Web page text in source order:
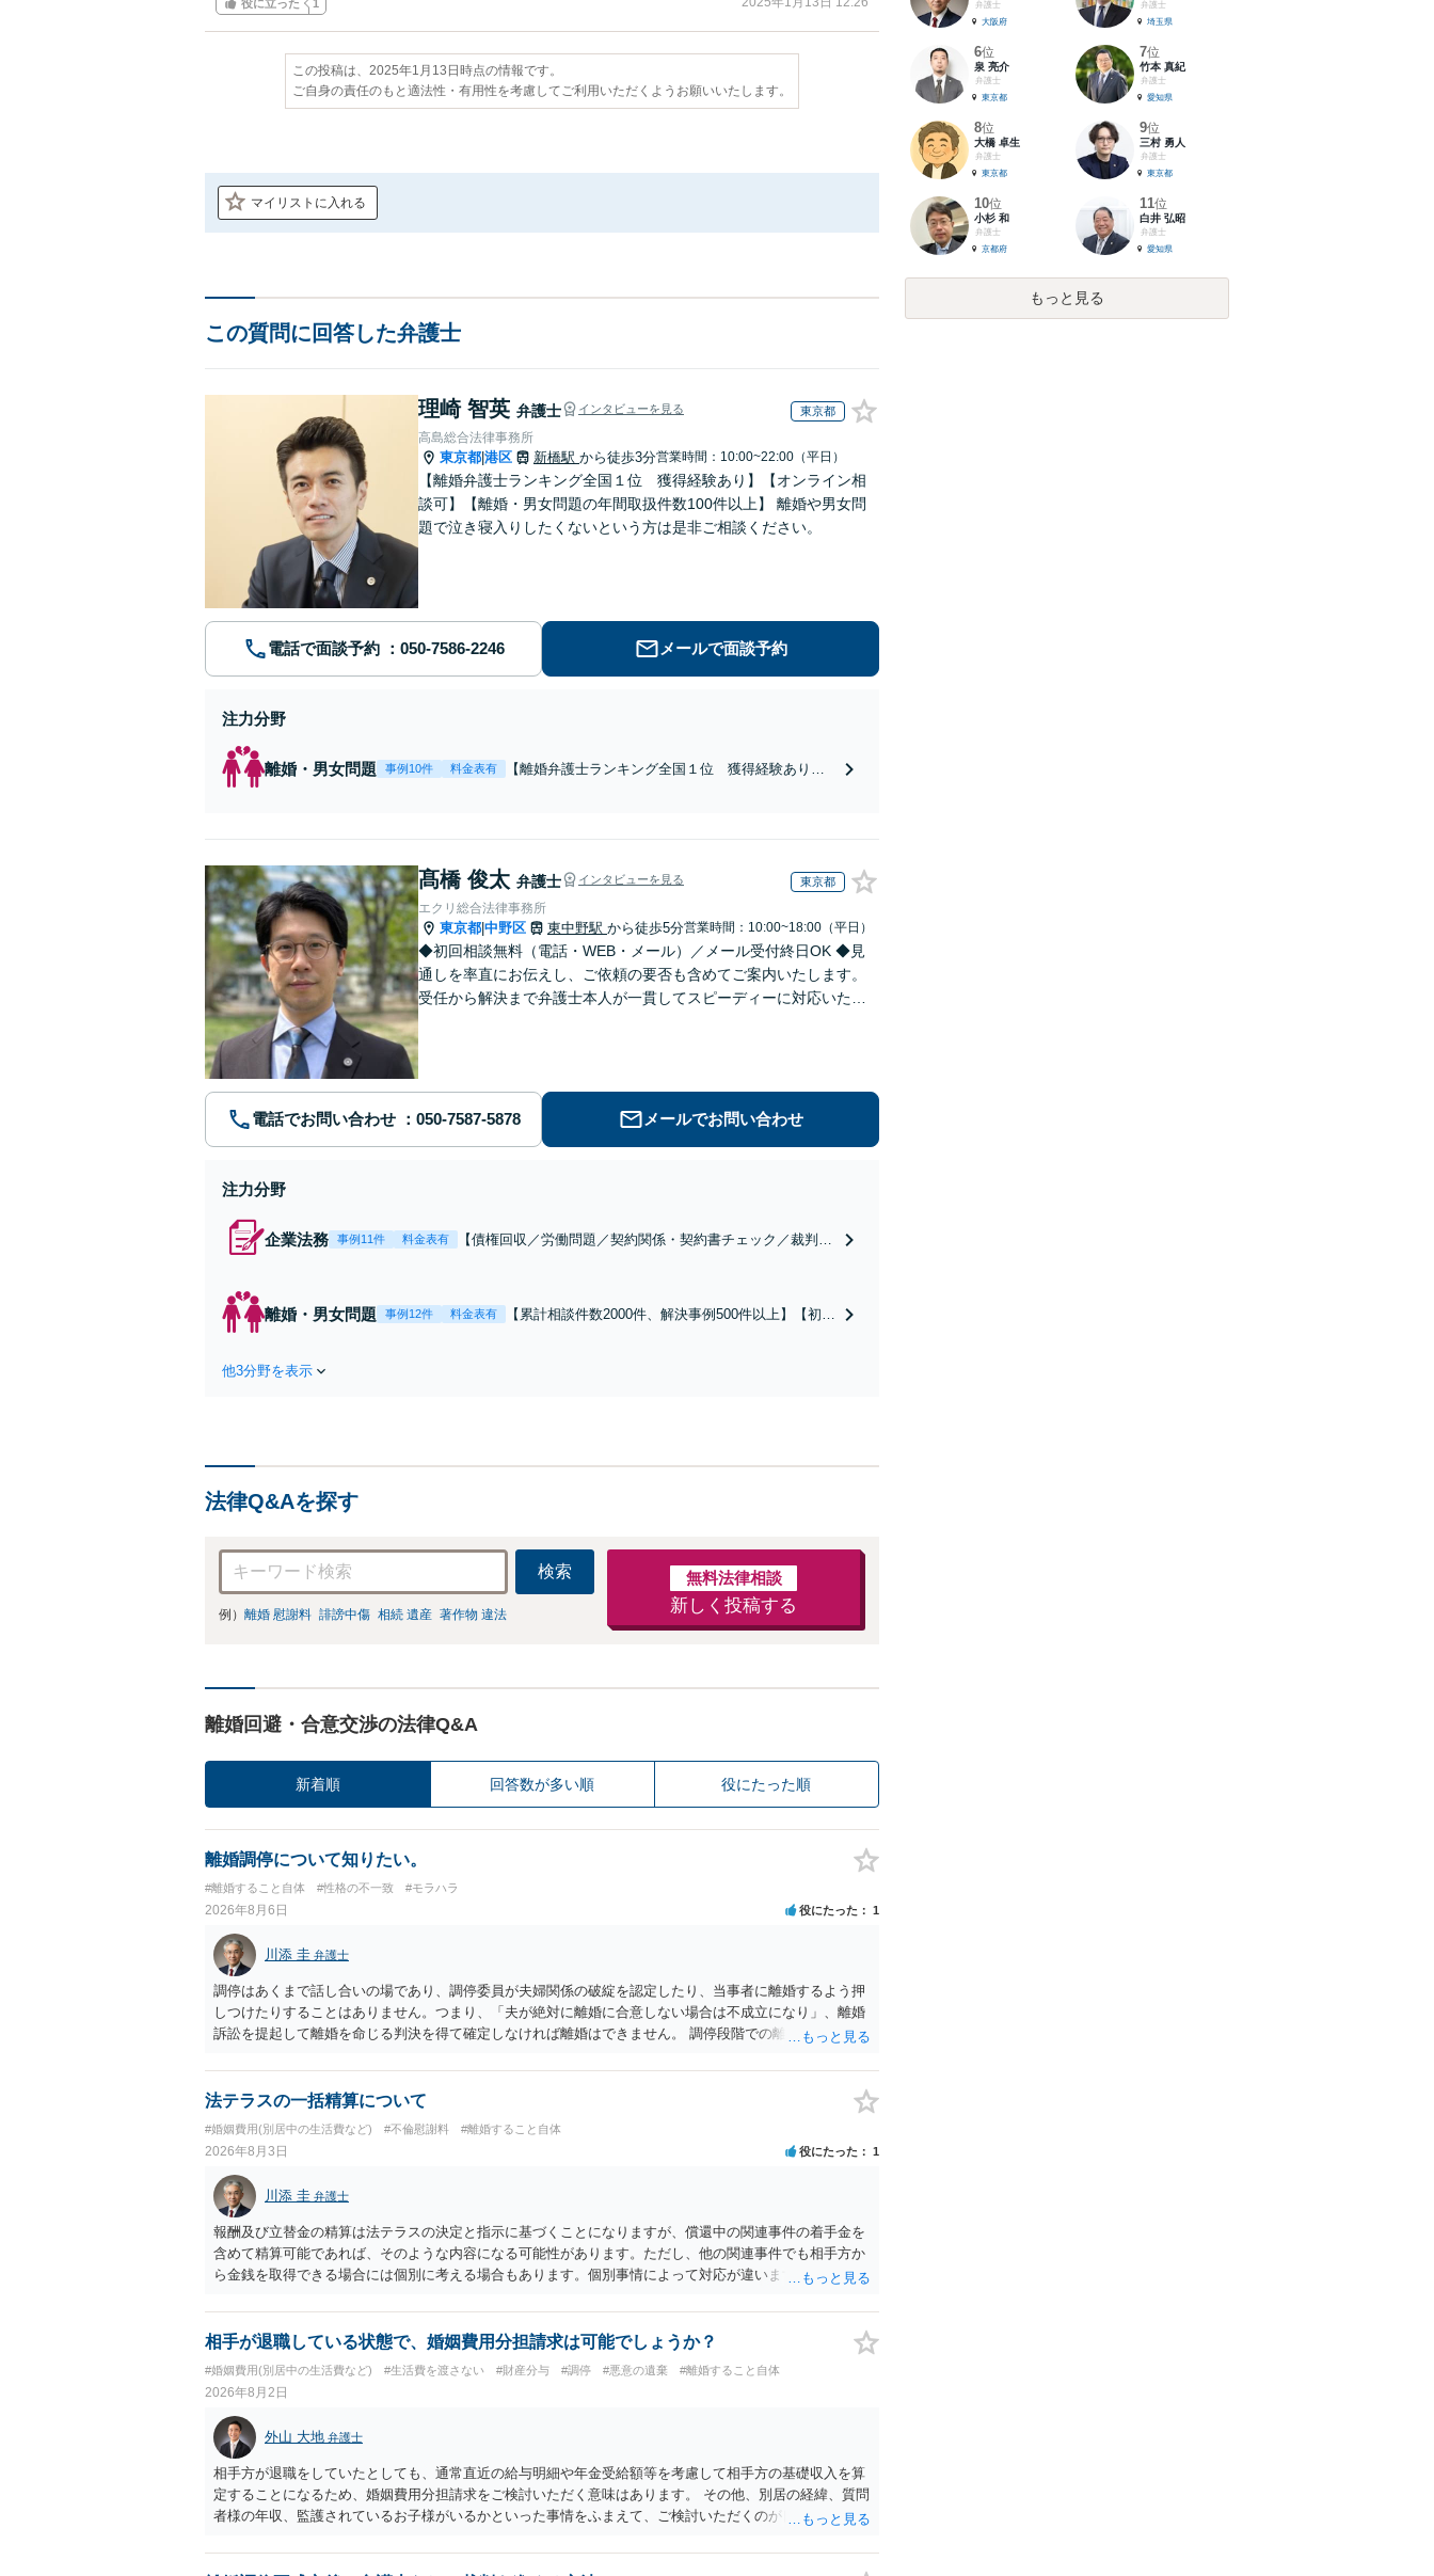
役に立った 1
この投稿は、2025年1月13日時点の情報です。
ご自身の責任のもと適法性・有用性を考慮してご利用いただくようお願いいたします。
マイリストに入れる
この質問に回答した弁護士
理崎 智英 弁護士 インタビューを見る 東京都
高島総合法律事務所
東京都 港区 新橋駅 から徒歩3分営業時間：10:00~22:00（平日）
【離婚弁護士ランキング全国１位 獲得経験あり】【オンライン相
談可】【離婚・男女問題の年間取扱件数100件以上】 離婚や男女問
題で泣き寝入りしたくないという方は是非ご相談ください。
電話で面談予約 メールで面談予約
注力分野
離婚・男女問題 事例10件 料金表有
【離婚弁護士ランキング全国１位 獲得経験あり】
髙橋 俊太 弁護士 インタビューを見る 東京都
エクリ総合法律事務所
東京都 中野区 東中野駅 から徒歩5分営業時間：10:00~18:00（平日）
◆初回相談無料（電話・WEB・メール）／メール受付終日OK ◆見
通しを率直にお伝えし、ご依頼の要否も含めてご案内いたします。
受任から解決まで弁護士本人が一貫してスピーディーに対応いたし
電話でお問い合わせ メールでお問い合わせ
注力分野
企業法務 事例11件 料金表有
【債権回収／労働問題／契約関係・契約書チェック／裁判対
をお探しの方もご相談ください！【顧問経験豊富】【個別案
件も対応OK】
離婚・男女問題 事例12件 料金表有
【累計相談件数2000件、解決事例500件以上】【初回
他3分野を表示
法律Q&Aを探す
検索
例） 離婚 慰謝料 誹謗中傷 相続 遺産 著作物 違法
無料法律相談
新しく投稿する
離婚回避・合意交渉の法律Q&A
新着順 回答数が多い順 役にたった順
離婚調停について知りたい。
#離婚すること自体 #性格の不一致 #モラハラ
2026年8月6日 役にたった 1
川添 圭 弁護士
調停はあくまで話し合いの場であり、調停委員が夫婦関係の破綻を認定したり、当事者に離婚するよう押
しつけたりすることはありません。つまり、「夫が絶対に離婚に合意しない場合は不成立になり」、離婚
訴訟を提起して離婚を命じる判決を得て確定しなければ離婚はできません。 調停段階での離婚成立を希望
ば、夫から「この条件なら離婚してもよい」として提示された条件を全部丸呑みする、という方法しかな
いかもしれません）。ただ、離婚訴訟をしたくないという考えを見透かされてしまうと、逆に足下を見ら
淡々と調停不成立にして離婚訴訟で離婚原因を主張し、判決へ持っていく方が近道であることも少なくあ
りません。見通し等を含め、弁護士へ相談・依頼した方がよいと思います。
法テラスの一括精算について
#婚姻費用(別居中の生活費など) #不倫慰謝料 #離婚すること自体
2026年8月3日 役にたった 1
川添 圭 弁護士
報酬及び立替金の精算は法テラスの決定と指示に基づくことになりますが、償還中の関連事件の着手金を
含めて精算可能であれば、そのような内容になる可能性があります。ただし、他の関連事件でも相手方か
ら金銭を取得できる場合には個別に考える場合もあります。個別事情によって対応が違いますので、法テ
相手が退職している状態で、婚姻費用分担請求は可能でしょうか？
#婚姻費用(別居中の生活費など) #生活費を渡さない #財産分与 #調停 #悪意の遺棄 #離婚すること自体
2026年8月2日
外山 大地 弁護士
相手方が退職をしていたとしても、通常直近の給与明細や年金受給額等を考慮して相手方の基礎収入を算
定することになるため、婚姻費用分担請求をご検討いただく意味はあります。 その他、別居の経緯、質問
者様の年収、監護されているお子様がいるかといった事情をふまえて、ご検討いただくのが良いかと思い
弁護士
大阪府
弁護士
埼玉県
6位
泉 亮介
弁護士
東京都
7位
竹本 真紀
弁護士
愛知県
8位
大橋 卓生
弁護士
東京都
9位
三村 勇人
弁護士
東京都
10位
小杉 和
弁護士
京都府
11位
白井 弘昭
弁護士
愛知県
もっと見る